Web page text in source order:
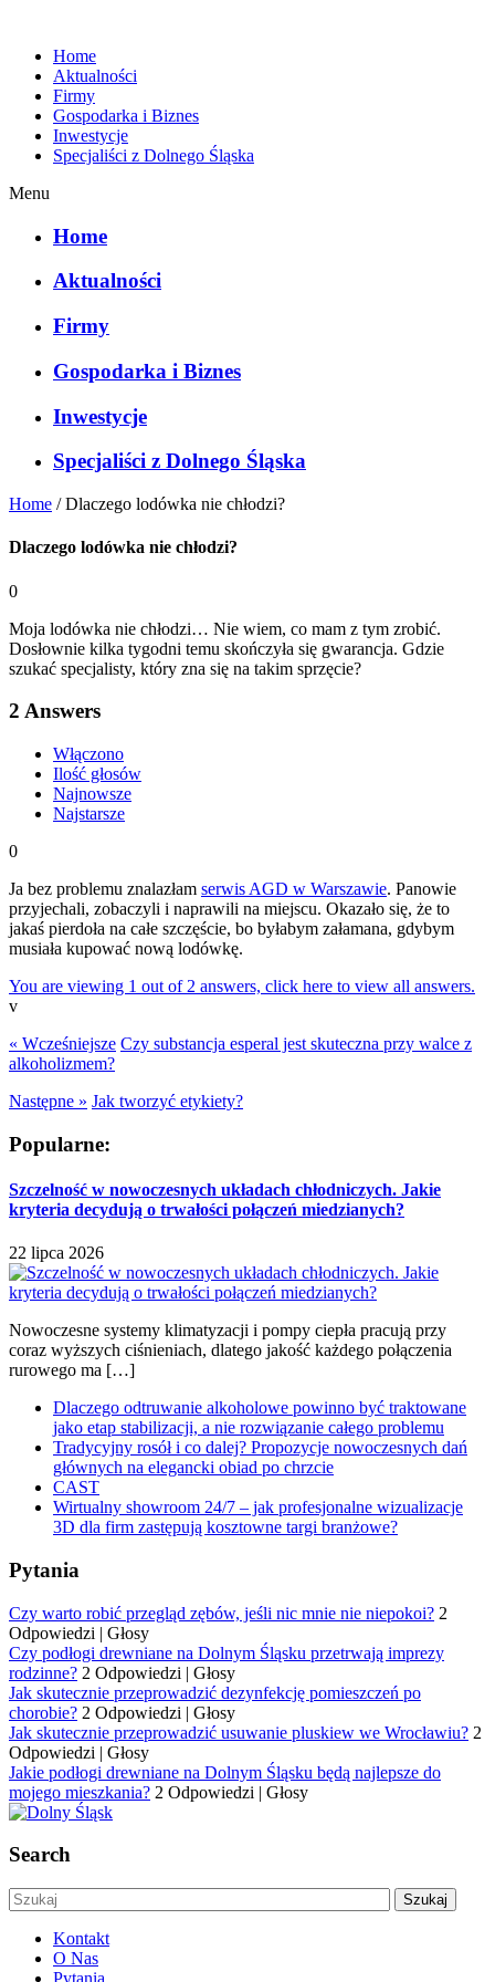
Home
Aktualności
Firmy
Gospodarka i Biznes
Inwestycje
Specjaliści z Dolnego Śląska
Menu
Home
Aktualności
Firmy
Gospodarka i Biznes
Inwestycje
Specjaliści z Dolnego Śląska
Home /Dlaczego lodówka nie chłodzi?
Dlaczego lodówka nie chłodzi?
0
Moja lodówka nie chłodzi… Nie wiem, co mam z tym zrobić.
Dosłownie kilka tygodni temu skończyła się gwarancja. Gdzie
szukać specjalisty, który zna się na takim sprzęcie?
2 Answers
Włączono
Ilość głosów
Najnowsze
Najstarsze
0
Ja bez problemu znalazłam serwis AGD w Warszawie. Panowie
przyjechali, zobaczyli i naprawili na miejscu. Okazało się, że to
jakaś pierdoła na całe szczęście, bo byłabym załamana, gdybym
musiała kupować nową lodówkę.
You are viewing 1 out of 2 answers, click here to view all answers.
v
« Wcześniejsze Czy substancja esperal jest skuteczna przy walce z
alkoholizmem?
Następne » Jak tworzyć etykiety?
Popularne:
Szczelność w nowoczesnych układach chłodniczych. Jakie
kryteria decydują o trwałości połączeń miedzianych?
22 lipca 2026
Nowoczesne systemy klimatyzacji i pompy ciepła pracują przy
coraz wyższych ciśnieniach, dlatego jakość każdego połączenia
rurowego ma […]
Dlaczego odtruwanie alkoholowe powinno być traktowane
jako etap stabilizacji, a nie rozwiązanie całego problemu
Tradycyjny rosół i co dalej? Propozycje nowoczesnych dań
głównych na elegancki obiad po chrzcie
CAST
Wirtualny showroom 24/7 – jak profesjonalne wizualizacje
3D dla firm zastępują kosztowne targi branżowe?
Pytania
Czy warto robić przegląd zębów, jeśli nic mnie nie niepokoi? 2
Odpowiedzi | Głosy
Czy podłogi drewniane na Dolnym Śląsku przetrwają imprezy
rodzinne? 2 Odpowiedzi | Głosy
Jak skutecznie przeprowadzić dezynfekcję pomieszczeń po
chorobie? 2 Odpowiedzi | Głosy
Jak skutecznie przeprowadzić usuwanie pluskiew we Wrocławiu? 2
Odpowiedzi | Głosy
Jakie podłogi drewniane na Dolnym Śląsku będą najlepsze do
mojego mieszkania? 2 Odpowiedzi | Głosy
Search
Kontakt
O Nas
Pytania